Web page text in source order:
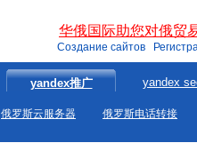
华俄国际助您对俄贸
Создание сайтов
yandex推广 yandex
俄罗斯云服务器 俄罗斯电话转接